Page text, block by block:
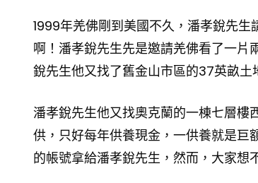
1999年羌佛剛到美國不久，潘孝銳先
啊！潘孝銳先生先是邀請羌佛看了一片
銳先生他又找了舊金山市區的37英畝
潘孝銳先生他又找奧克蘭的一棟七層樓
供，只好每年供養現金，一供養就是巨
的帳號拿給潘孝銳先生，然而，大家想